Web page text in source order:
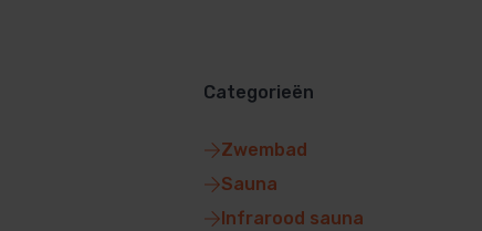
Categorieën
Zwembad
Sauna
Infrarood sauna